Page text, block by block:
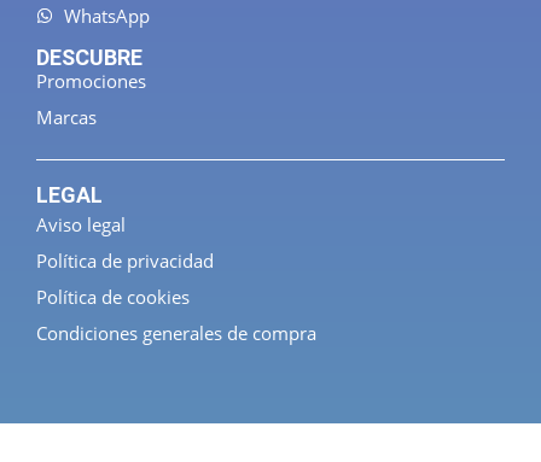
WhatsApp
DESCUBRE
Promociones
Marcas
LEGAL
Aviso legal
Política de privacidad
Política de cookies
Condiciones generales de compra